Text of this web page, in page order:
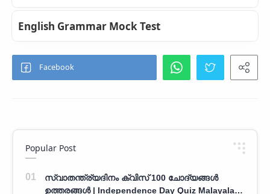
English Grammar Mock Test
Popular Post
സ്വാതന്ത്ര്യദിനം ക്വിസ് 100 ചോദ്യങ്ങൾ
ഉത്തരങ്ങൾ | Independence Day Quiz Malayalam